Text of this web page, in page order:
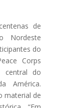
de
Nordeste
do
Corps
central do
América.
material de